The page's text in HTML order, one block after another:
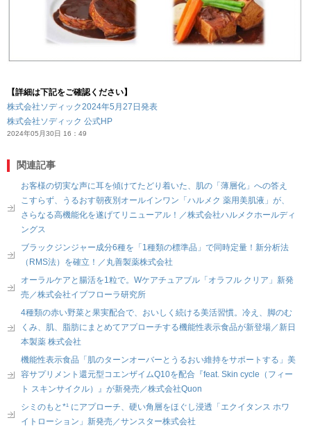
【詳細は下記をご確認ください】
株式会社ソディック2024年5月27日発表
株式会社ソディック 公式HP
2024年05月30日 16：49
関連記事
お客様の切実な声に耳を傾けてたどり着いた、肌の「薄層化」への答え
こすらず、うるおす朝夜別オールインワン「ハルメク 薬用美肌液」が、
さらなる高機能化を遂げてリニューアル！／株式会社ハルメクホールディ
ングス
ブラックジンジャー成分6種を「1種類の標準品」で同時定量！新分析法
（RMS法）を確立！／丸善製薬株式会社
オーラルケアと腸活を1粒で。Wケアチュアブル「オラフル クリア」新発
売／株式会社イブフローラ研究所
4種類の赤い野菜と果実配合で、おいしく続ける美活習慣。冷え、脚のむ
くみ、肌、脂肪にまとめてアプローチする機能性表示食品が新登場／新日
本製薬 株式会社
機能性表示食品「肌のターンオーバーとうるおい維持をサポートする」美
容サプリメント還元型コエンザイムQ10を配合『feat. Skin cycle（フィー
ト スキンサイクル）』が新発売／株式会社Quon
シミのもと*¹ にアプローチ、硬い角層をほぐし浸透「エクイタンス ホワ
イトローション」新発売／サンスター株式会社